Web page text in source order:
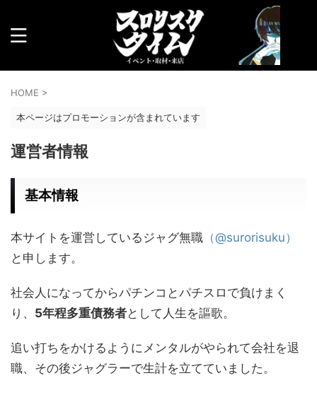
HOME >
本ページはプロモーションが含まれています
運営者情報
基本情報
本サイトを運営しているジャグ無職 （@surorisuku）
と申します。
社会人になってからパチンコとパチスロで負けまく
り、 5年程多重債務者として人生を謳歌。
追い打ちをかけるようにメンタルがやられて会社を退
職、その後ジャグラーで生計を立てていました。